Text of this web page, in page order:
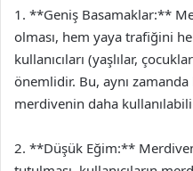
1. **Geniş Basamaklar:**
olması, hem yaya trafiğini
kullanıcıları (yaşlılar,
önemlidir. Bu, aynı
merdivenin daha
2. **Düşük Eğim:**